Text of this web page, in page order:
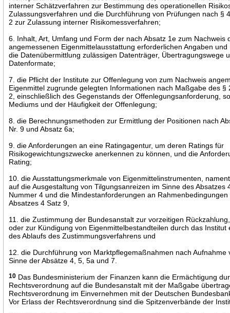
interner Schätzverfahren zur Bestimmung des operationellen
Zulassungsverfahren und die Durchführung von Prüfungen nach §
2 zur Zulassung interner Risikomessverfahren;
6. Inhalt, Art, Umfang und Form der nach Absatz 1e zum Nachweis
angemessenen Eigenmittelausstattung erforderlichen Angaben
die Datenübermittlung zulässigen Datenträger, Übertragungswege
Datenformate;
7. die Pflicht der Institute zur Offenlegung von zum Nachweis
Eigenmittel zugrunde gelegten Informationen nach Maßgabe des §
2, einschließlich des Gegenstands der Offenlegungsanforderung,
Mediums und der Häufigkeit der Offenlegung;
8. die Berechnungsmethoden zur Ermittlung der Positionen nach
Nr. 9 und Absatz 6a;
9. die Anforderungen an eine Ratingagentur, um deren Ratings für
Risikogewichtungszwecke anerkennen zu können, und die
Rating;
10. die Ausstattungsmerkmale von Eigenmittelinstrumenten,
auf die Ausgestaltung von Tilgungsanreizen im Sinne des Absatzes
Nummer 4 und die Mindestanforderungen an
Absatzes 4 Satz 9,
11. die Zustimmung der Bundesanstalt zur vorzeitigen
oder zur Kündigung von Eigenmittelbestandteilen durch das Institut
des Ablaufs des Zustimmungsverfahrens und
12. die Durchführung von Marktpflegemaßnahmen nach Aufnahme
Sinne der Absätze 4, 5, 5a und 7.
10 Das Bundesministerium der Finanzen kann die Ermächtigung
Rechtsverordnung auf die Bundesanstalt mit der Maßgabe
Rechtsverordnung im Einvernehmen mit der Deutschen
Vor Erlass der Rechtsverordnung sind die Spitzenverbände der